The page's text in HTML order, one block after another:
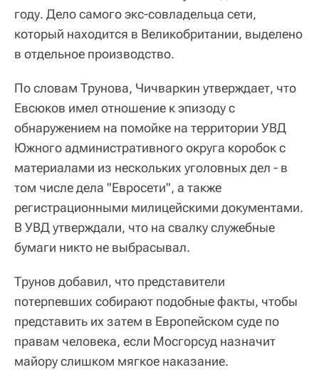
году. Дело самого экс-совладельца сети,
который находится в Великобритании, выделено
в отдельное производство.
По словам Трунова, Чичваркин утверждает, что
Евсюков имел отношение к эпизоду с
обнаружением на помойке на территории УВД
Южного административного округа коробок с
материалами из нескольких уголовных дел - в
том числе дела "Евросети", а также
регистрационными милицейскими документами.
В УВД утверждали, что на свалку служебные
бумаги никто не выбрасывал.
Трунов добавил, что представители
потерпевших собирают подобные факты, чтобы
представить их затем в Европейском суде по
правам человека, если Мосгорсуд назначит
майору слишком мягкое наказание.